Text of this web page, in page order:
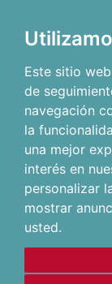
Este sitio
de
navegación
la
una mejor
interés en
personalizar
mostrar
usted.